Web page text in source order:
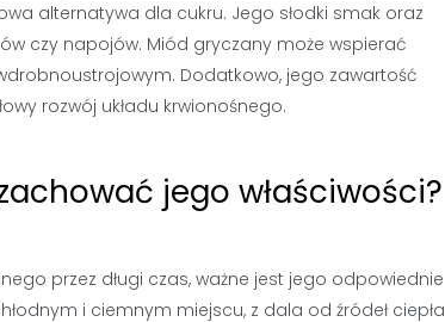
alternatywa dla cukru. Jego słodki smak oraz
czy napojów. Miód gryczany może wspierać
Dodatkowo, jego zawartość
rozwój układu krwionośnego.
jego właściwości?
przez długi czas, ważne jest jego odpowiednie
i ciemnym miejscu, z dala od źródeł ciepła